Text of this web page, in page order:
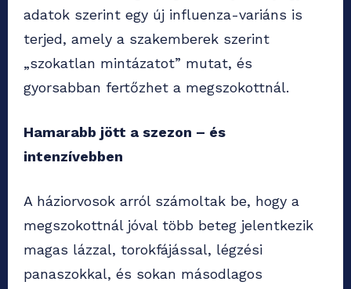
adatok szerint egy új influenza-variáns is
terjed, amely a szakemberek szerint
„szokatlan mintázatot” mutat, és
gyorsabban fertőzhet a megszokottnál.
Hamarabb jött a szezon – és
intenzívebben
A háziorvosok arról számoltak be, hogy a
megszokottnál jóval több beteg jelentkezik
magas lázzal, torokfájással, légzési
panaszokkal, és sokan másodlagos